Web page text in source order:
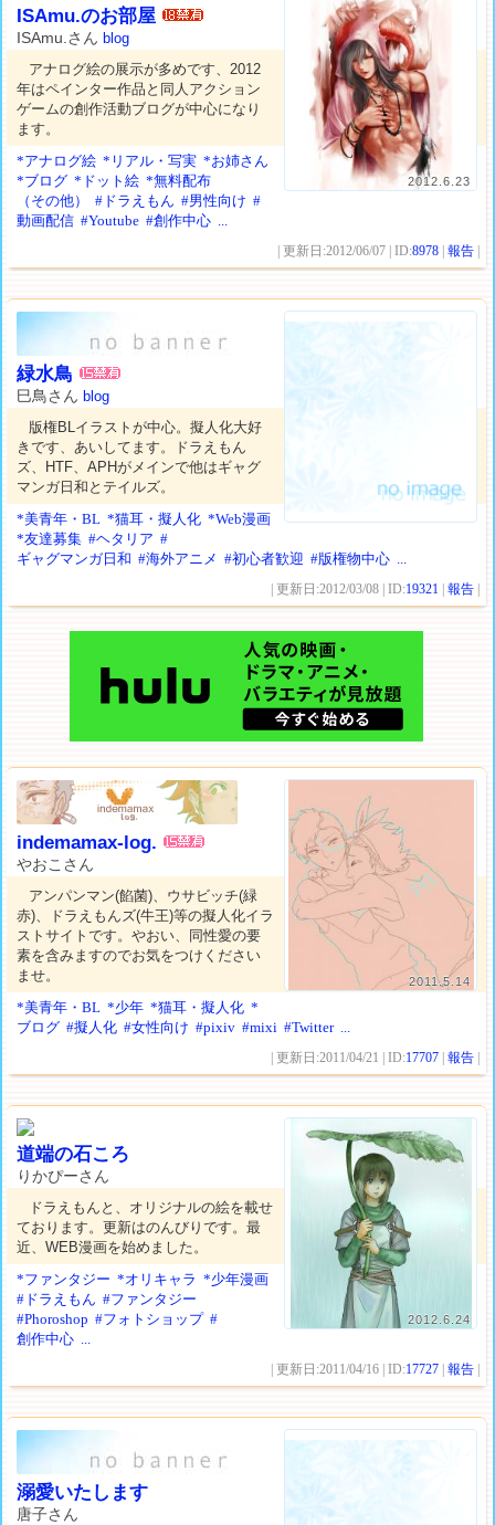
2012.6.23
ISAmu.のお部屋
ISAmu.さんblog
アナログ絵の展示が多めです、2012
年はペインター作品と同人アクション
ゲームの創作活動ブログが中心になり
ます。
*アナログ絵 *リアル・写実 *お姉さん
*ブログ *ドット絵 *無料配布
（その他）
#ドラえもん #男性向け #
動画配信 #Youtube #創作中心 ...
| 更新日:2012/06/07 | ID:8978 |報告
緑水鳥
巳鳥さんblog
版権BLイラストが中心。擬人化大好
きです、あいしてます。ドラえもん
ズ、HTF、APHがメインで他はギャグ
マンガ日和とテイルズ。
*美青年・BL *猫耳・擬人化 *Web漫画
*友達募集 #ヘタリア #
ギャグマンガ日和 #海外アニメ #初心者歓迎 #版権物中心 ...
| 更新日:2012/03/08 | ID:19321 |報告
2011.5.14
indemamax-log.
やおこさん
アンパンマン(餡菌)、ウサビッチ(緑
赤)、ドラえもんズ(牛王)等の擬人化イラ
ストサイトです。やおい、同性愛の要
素を含みますのでお気をつけください
ませ。
*美青年・BL *少年 *猫耳・擬人化 *
ブログ #擬人化 #女性向け #pixiv #mixi #Twitter ...
| 更新日:2011/04/21 | ID:17707 |報告
2012.6.24
道端の石ころ
りかぴーさん
ドラえもんと、オリジナルの絵を載せ
ております。更新はのんびりです。最
近、WEB漫画を始めました。
*ファンタジー *オリキャラ *少年漫画
#ドラえもん #ファンタジー
#Phoroshop #フォトショップ #
創作中心 ...
| 更新日:2011/04/16 | ID:17727 |報告
溺愛いたします
唐子さん